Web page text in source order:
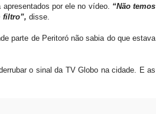
por ele no vídeo. “Não temos
filtro”, disse.
parte de Peritoró não sabia do que estava
o sinal da TV Globo na cidade. E as